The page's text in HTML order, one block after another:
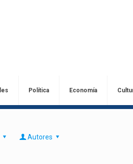
Política Economía
Autores